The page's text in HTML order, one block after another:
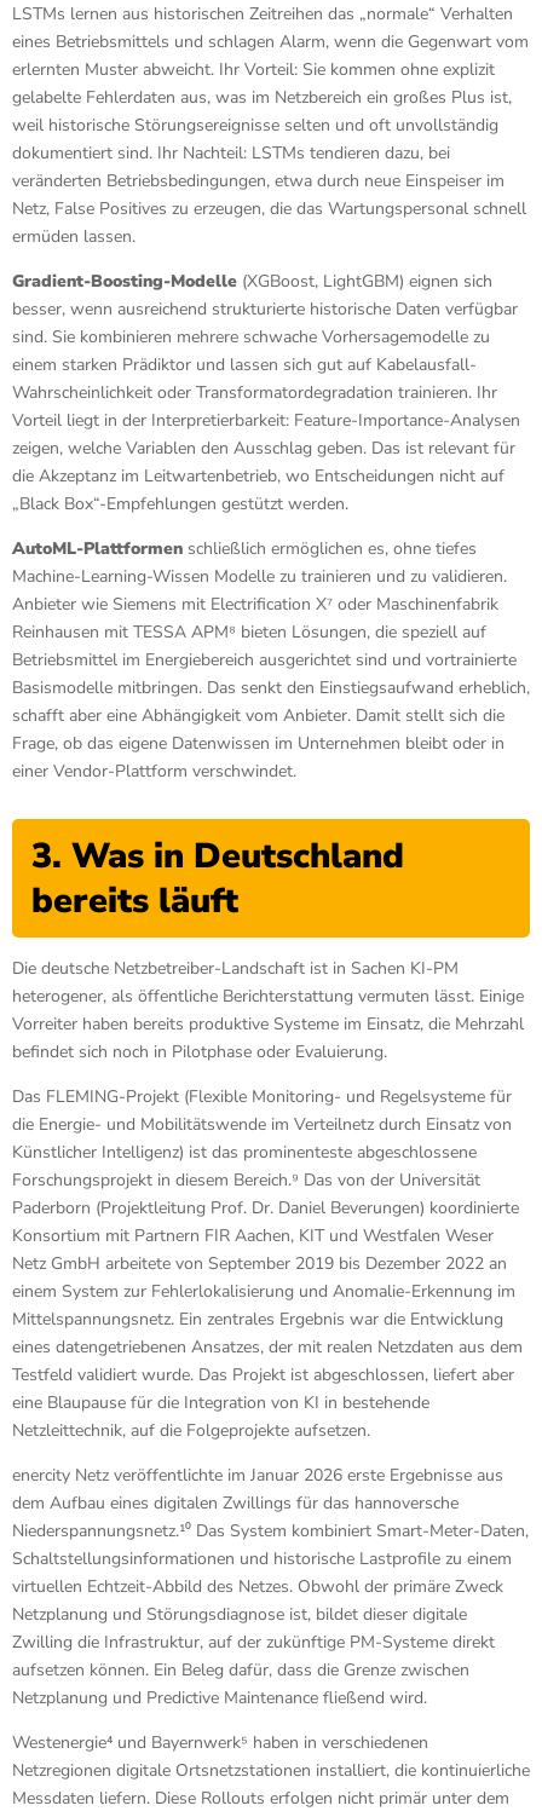
LSTMs lernen aus historischen Zeitreihen das „normale“ Verhalten
eines Betriebsmittels und schlagen Alarm, wenn die Gegenwart vom
erlernten Muster abweicht. Ihr Vorteil: Sie kommen ohne explizit
gelabelte Fehlerdaten aus, was im Netzbereich ein großes Plus ist,
weil historische Störungsereignisse selten und oft unvollständig
dokumentiert sind. Ihr Nachteil: LSTMs tendieren dazu, bei
veränderten Betriebsbedingungen, etwa durch neue Einspeiser im
Netz, False Positives zu erzeugen, die das Wartungspersonal schnell
ermüden lassen.
Gradient-Boosting-Modelle (XGBoost, LightGBM) eignen sich
besser, wenn ausreichend strukturierte historische Daten verfügbar
sind. Sie kombinieren mehrere schwache Vorhersagemodelle zu
einem starken Prädiktor und lassen sich gut auf Kabelausfall-
Wahrscheinlichkeit oder Transformatordegradation trainieren. Ihr
Vorteil liegt in der Interpretierbarkeit: Feature-Importance-Analysen
zeigen, welche Variablen den Ausschlag geben. Das ist relevant für
die Akzeptanz im Leitwartenbetrieb, wo Entscheidungen nicht auf
„Black Box“-Empfehlungen gestützt werden.
AutoML-Plattformen schließlich ermöglichen es, ohne tiefes
Machine-Learning-Wissen Modelle zu trainieren und zu validieren.
Anbieter wie Siemens mit Electrification X⁷ oder Maschinenfabrik
Reinhausen mit TESSA APM⁸ bieten Lösungen, die speziell auf
Betriebsmittel im Energiebereich ausgerichtet sind und vortrainierte
Basismodelle mitbringen. Das senkt den Einstiegsaufwand erheblich,
schafft aber eine Abhängigkeit vom Anbieter. Damit stellt sich die
Frage, ob das eigene Datenwissen im Unternehmen bleibt oder in
einer Vendor-Plattform verschwindet.
3. Was in Deutschland
bereits läuft
Die deutsche Netzbetreiber-Landschaft ist in Sachen KI-PM
heterogener, als öffentliche Berichterstattung vermuten lässt. Einige
Vorreiter haben bereits produktive Systeme im Einsatz, die Mehrzahl
befindet sich noch in Pilotphase oder Evaluierung.
Das FLEMING-Projekt (Flexible Monitoring- und Regelsysteme für
die Energie- und Mobilitätswende im Verteilnetz durch Einsatz von
Künstlicher Intelligenz) ist das prominenteste abgeschlossene
Forschungsprojekt in diesem Bereich.⁹ Das von der Universität
Paderborn (Projektleitung Prof. Dr. Daniel Beverungen) koordinierte
Konsortium mit Partnern FIR Aachen, KIT und Westfalen Weser
Netz GmbH arbeitete von September 2019 bis Dezember 2022 an
einem System zur Fehlerlokalisierung und Anomalie-Erkennung im
Mittelspannungsnetz. Ein zentrales Ergebnis war die Entwicklung
eines datengetriebenen Ansatzes, der mit realen Netzdaten aus dem
Testfeld validiert wurde. Das Projekt ist abgeschlossen, liefert aber
eine Blaupause für die Integration von KI in bestehende
Netzleittechnik, auf die Folgeprojekte aufsetzen.
enercity Netz veröffentlichte im Januar 2026 erste Ergebnisse aus
dem Aufbau eines digitalen Zwillings für das hannoversche
Niederspannungsnetz.¹⁰ Das System kombiniert Smart-Meter-Daten,
Schaltstellungsinformationen und historische Lastprofile zu einem
virtuellen Echtzeit-Abbild des Netzes. Obwohl der primäre Zweck
Netzplanung und Störungsdiagnose ist, bildet dieser digitale
Zwilling die Infrastruktur, auf der zukünftige PM-Systeme direkt
aufsetzen können. Ein Beleg dafür, dass die Grenze zwischen
Netzplanung und Predictive Maintenance fließend wird.
Westenergie⁴ und Bayernwerk⁵ haben in verschiedenen
Netzregionen digitale Ortsnetzstationen installiert, die kontinuierliche
Messdaten liefern. Diese Rollouts erfolgen nicht primär unter dem